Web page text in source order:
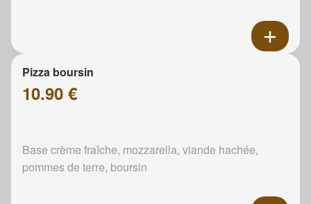
Pizza boursin
10.90 €
Base crème fraîche, mozzarella, viande hachée,
pommes de terre, boursin